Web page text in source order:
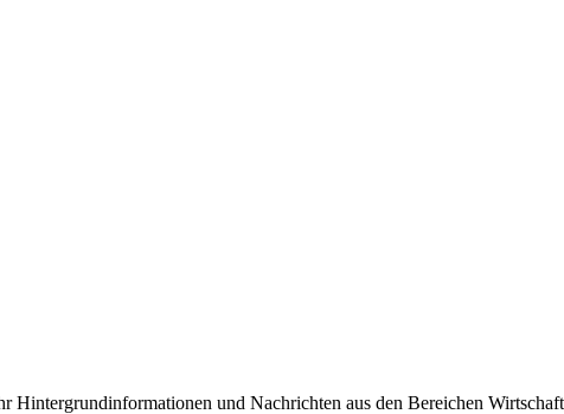
und Nachrichten aus den Bereichen